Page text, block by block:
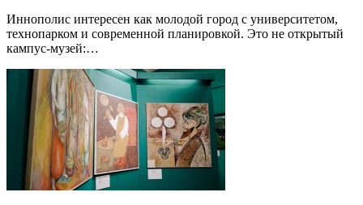
Иннополис интересен как молодой город с университетом,
технопарком и современной планировкой. Это не открытый
кампус-музей:…